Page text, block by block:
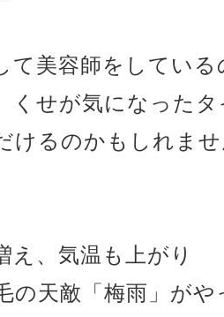
て美容師をしている
くせが気になった
けるのかもしれま
え、気温も上がり
の天敵「梅雨」が